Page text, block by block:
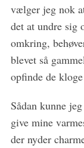
vælger jeg nok
det at undre sig
omkring,
blevet så
opfinde de
Sådan kunne
give mine
der nyder